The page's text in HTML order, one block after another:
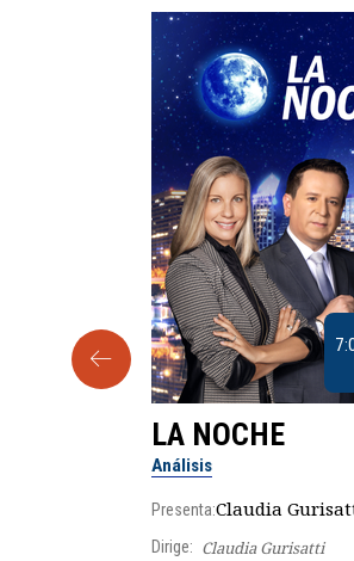
9:30 a.m. ET
LA NOCHE
Análisis
Presenta:Claudia
Dirige: Claudia Gurisatti